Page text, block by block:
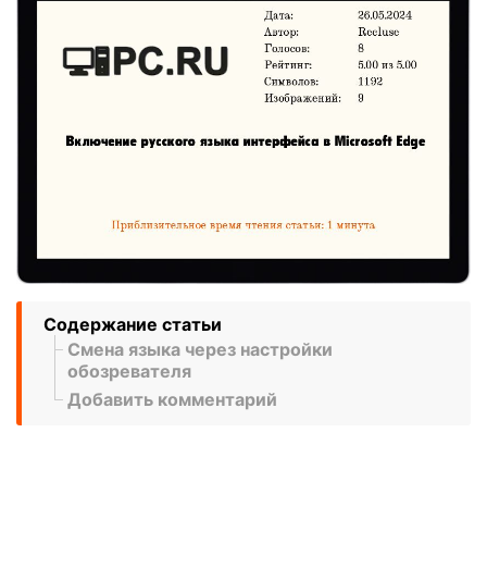
Содержание статьи
Смена языка через настройки
обозревателя
Добавить комментарий